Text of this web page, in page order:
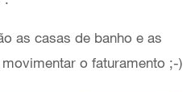
as casas de banho e as
o faturamento ;-)